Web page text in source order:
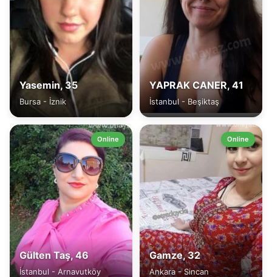
Yasemin, 35
Bursa - İznik
YAPRAK CANER, 41
İstanbul - Beşiktaş
Online
Gülten Taş, 46
İstanbul - Arnavutköy
Online
Gamze, 32
Ankara - Sincan